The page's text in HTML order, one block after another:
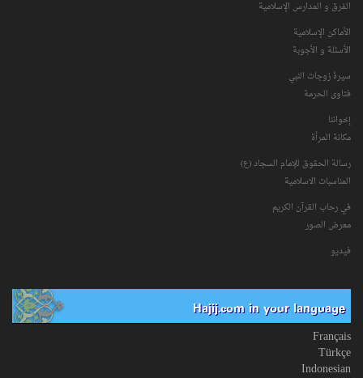
الفرق و المدارس الإسلامية
الأماكن الإسلامية
الأسئلة و الأجوبة
سیرۀ زوجات النبي
فتاوی الحرمة
إخواننا
مكانة‌ المرأة
رسالة الحقوق للإمام السجاد (ع)
المناسبات الاسلامیة
في رحاب القرآن الکریم
معرض الصور
فیدیو
Hajij.com in your language
Français
Türkçe
Indonesian